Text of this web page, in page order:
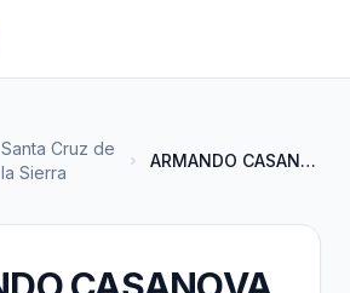
Santa Cruz de
la Sierra
ARMANDO CASANOVA ENRIQUEZ